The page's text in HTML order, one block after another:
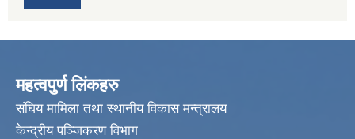
महत्वपुर्ण लिंकहरु
संघिय मामिला तथा स्थानीय विकास मन्त्रालय
केन्द्रीय पञ्जिकरण विभाग